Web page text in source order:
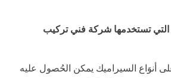
التي تستخدمها شركة فني تركيب
أنوَاع السيراميك يمكن الحُصول عليه